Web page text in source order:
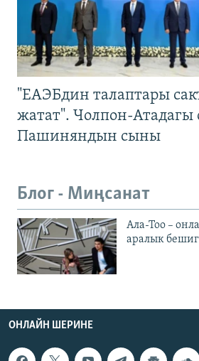
"ЕАЭБдин талаптары
жатат". Чолпон-Атадагы
Пашиняндын сыны
Блог - Миңсанат
Ала-Тоо –
аралык
ОНЛАЙН ШЕРИНЕ